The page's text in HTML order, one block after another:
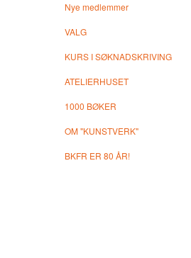
Nye medlemmer
VALG
KURS I SØKNADSKRIVING
ATELIERHUSET
1000 BØKER
OM "KUNSTVERK"
BKFR ER 80 ÅR!